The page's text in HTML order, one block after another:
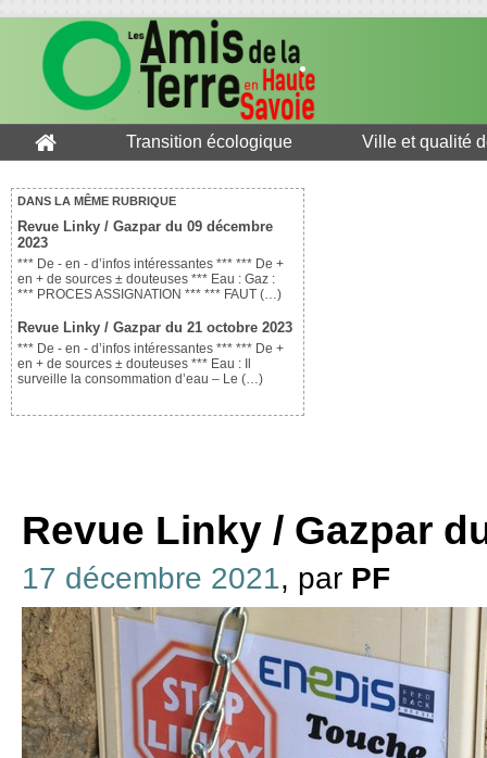
Transition écologique Ville et qualité
DANS LA MÊME RUBRIQUE
Revue Linky / Gazpar du 09 décembre
2023
*** De - en - d’infos intéressantes *** *** De +
en + de sources ± douteuses *** Eau : Gaz :
*** PROCES ASSIGNATION *** *** FAUT (…)
Revue Linky / Gazpar du 21 octobre 2023
*** De - en - d’infos intéressantes *** *** De +
en + de sources ± douteuses *** Eau : Il
surveille la consommation d’eau – Le (…)
Revue Linky / Gazpar
17 décembre 2021, par PF